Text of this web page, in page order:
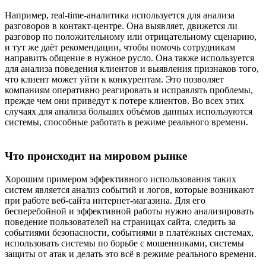
Например, real-time-аналитика используется для анализа
разговоров в контакт-центре. Она выявляет, движется ли
разговор по положительному или отрицательному сценарию,
и тут же даёт рекомендации, чтобы помочь сотрудникам
направить общение в нужное русло. Она также используется
для анализа поведения клиентов и выявления признаков того,
что клиент может уйти к конкурентам. Это позволяет
компаниям оперативно реагировать и исправлять проблемы,
прежде чем они приведут к потере клиентов. Во всех этих
случаях для анализа больших объёмов данных используются
системы, способные работать в режиме реального времени.
Что происходит на мировом рынке
Хорошим примером эффективного использования таких
систем является анализ событий и логов, которые возникают
при работе веб-сайта интернет-магазина. Для его
бесперебойной и эффективной работы нужно анализировать
поведение пользователей на страницах сайта, следить за
событиями безопасности, событиями в платёжных системах,
использовать системы по борьбе с мошенниками, системы
защиты от атак и делать это всё в режиме реального времени.